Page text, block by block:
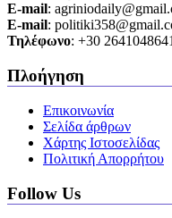
Ε-mail:
Ε-mail:
Τηλέφωνο: +30
Πλοήγηση
Επικοινωνία
Σελίδα άρθρων
Χάρτης Ιστοσελίδας
Πολιτική Απορρήτου
Follow Us